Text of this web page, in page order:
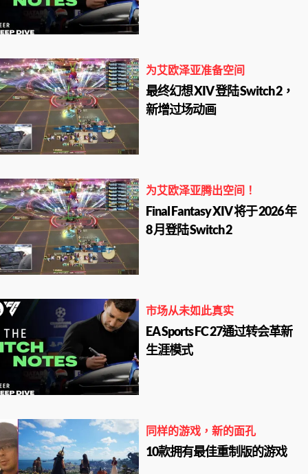
为艾欧泽亚准备空间
最终幻想 XIV 登陆 Switch 2，
新增过场动画
为艾欧泽亚腾出空间！
Final Fantasy XIV 将于 2026 年
8 月登陆 Switch 2
市场从未如此真实
EA Sports FC 27通过转会革新
生涯模式
同样的游戏，新的面孔
10款拥有最佳重制版的游戏